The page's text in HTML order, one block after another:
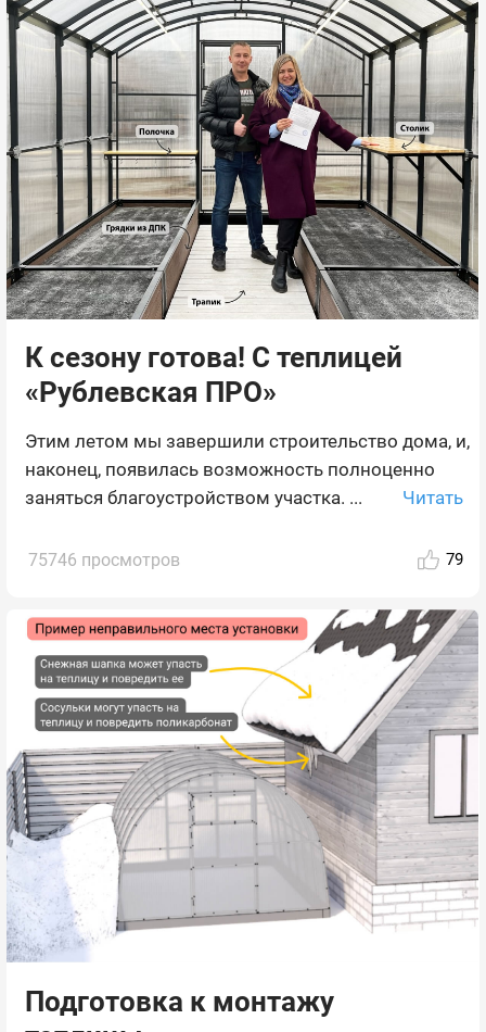
К сезону готова! С теплицей
«Рублевская ПРО»
Этим летом мы завершили строительство дома, и,
наконец, появилась возможность полноценно
заняться благоустройством участка. ...
Читать
75746 просмотров 79
Подготовка к монтажу